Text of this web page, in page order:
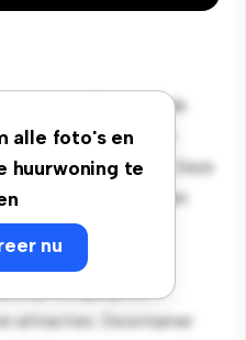
alle foto's en
huurwoning te
nu
in Chaussée de
Deze comfortabele
leefruimte. Deze
benodigdheden
bed, een
Dankzij de
toegang tot
attracties. Deze kamer